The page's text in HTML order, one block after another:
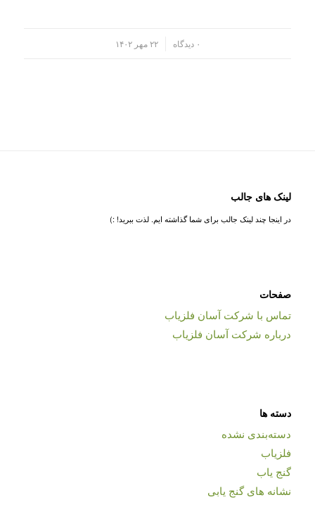
۰ دیدگاه ۲۲ مهر ۱۴۰۲
لینک های جالب
در اینجا چند لینک جالب برای شما گذاشته ایم. لذت ببرید! :)
صفحات
تماس با شرکت آسان فلزیاب
درباره شرکت آسان فلزیاب
دسته ها
دسته‌بندی نشده
فلزیاب
گنج یاب
نشانه های گنج یابی